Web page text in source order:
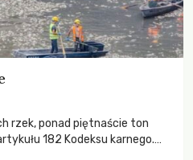
rzek, ponad piętnaście ton
182 Kodeksu karnego.